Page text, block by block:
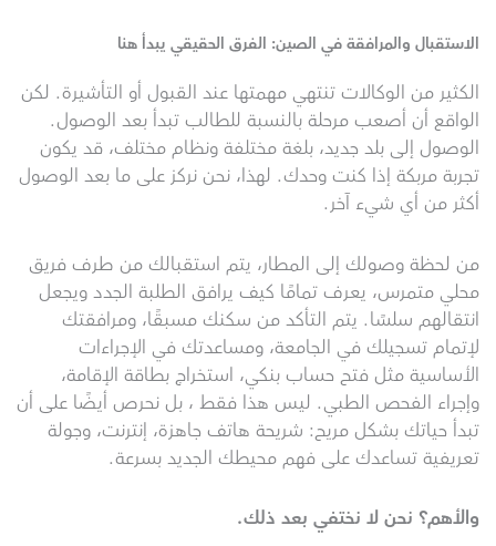
الاستقبال والمرافقة في الصين: الفرق الحقيقي يبدأ هنا
الكثير من الوكالات تنتهي مهمتها عند القبول أو التأشيرة. لكن
الواقع أن أصعب مرحلة بالنسبة للطالب تبدأ بعد الوصول.
الوصول إلى بلد جديد، بلغة مختلفة ونظام مختلف، قد يكون
تجربة مربكة إذا كنت وحدك. لهذا، نحن نركز على ما بعد الوصول
أكثر من أي شيء آخر.
من لحظة وصولك إلى المطار، يتم استقبالك من طرف فريق
محلي متمرس، يعرف تمامًا كيف يرافق الطلبة الجدد ويجعل
انتقالهم سلسًا. يتم التأكد من سكنك مسبقًا، ومرافقتك
لإتمام تسجيلك في الجامعة، ومساعدتك في الإجراءات
الأساسية مثل فتح حساب بنكي، استخراج بطاقة الإقامة،
وإجراء الفحص الطبي. ليس هذا فقط ، بل نحرص أيضًا على أن
تبدأ حياتك بشكل مريح: شريحة هاتف جاهزة، إنترنت، وجولة
تعريفية تساعدك على فهم محيطك الجديد بسرعة.
والأهم؟ نحن لا نختفي بعد ذلك.